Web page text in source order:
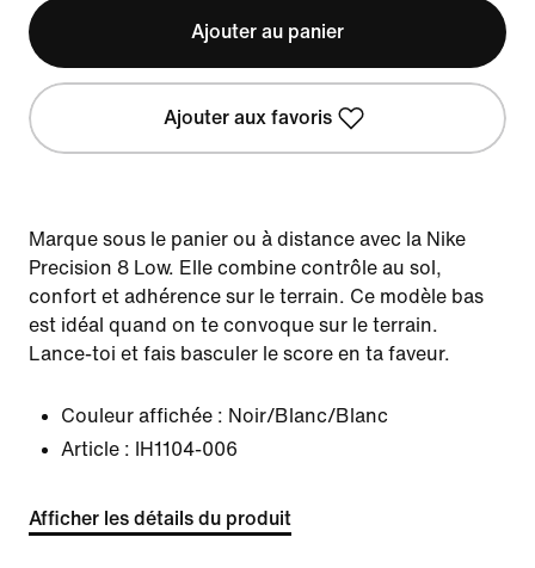
Ajouter au panier
Ajouter aux favoris
Marque sous le panier ou à distance avec la Nike
Precision 8 Low. Elle combine contrôle au sol,
confort et adhérence sur le terrain. Ce modèle bas
est idéal quand on te convoque sur le terrain.
Lance-toi et fais basculer le score en ta faveur.
Couleur affichée : Noir/Blanc/Blanc
Article :
IH1104-006
Afficher les détails du produit